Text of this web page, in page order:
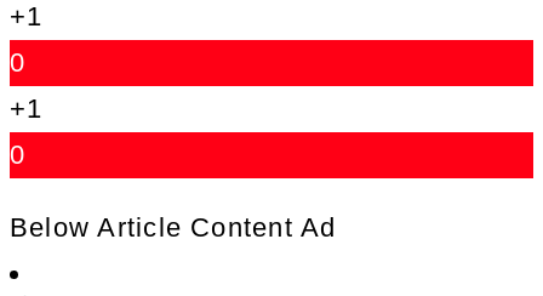
+1
0
+1
0
Below Article Content Ad